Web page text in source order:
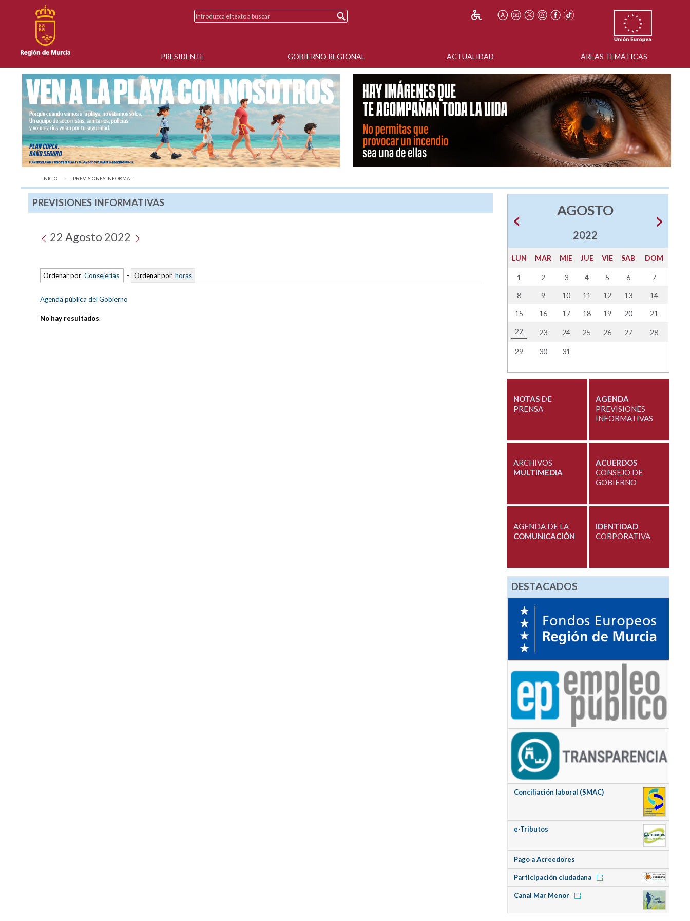
PRESIDENTE GOBIERNO REGIONAL ACTUALIDAD ÁREAS TEMÁTICAS
INICIO AQUÍ:
PREVISIONES INFORMAT...
PREVISIONES INFORMATIVAS
22 Agosto 2022
Ordenar por Consejerías - Ordenar por horas
Agenda pública del Gobierno
No hay resultados.
AGOSTO
2022
LUN MAR MIE JUE VIE SAB DOM
1 2 3 4 5 6 7
8 9 10 11 12 13 14
15 16 17 18 19 20 21
22 23 24 25 26 27 28
29 30 31
NOTASDE
PRENSA
AGENDA
PREVISIONES
INFORMATIVAS
ARCHIVOS
MULTIMEDIA
ACUERDOS
CONSEJO DE
GOBIERNO
AGENDA DE LA
COMUNICACIÓN
IDENTIDAD
CORPORATIVA
DESTACADOS
Conciliación laboral (SMAC)
e-Tributos
Pago a Acreedores
Participación ciudadana
Canal Mar Menor